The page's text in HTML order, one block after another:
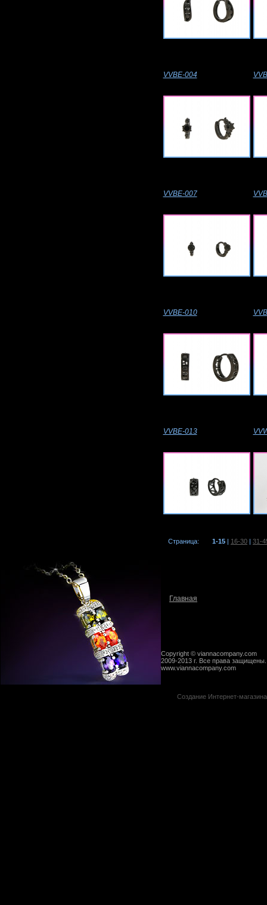
VVBE-004
VVBE-007
VVBE-010
VVBE-013
Страница: 1-15 16-30 31-
Главная
Copyright © viannacompany.com
2009-2013 г. Все права защищены.
www.viannacompany.com
Создание Интернет-